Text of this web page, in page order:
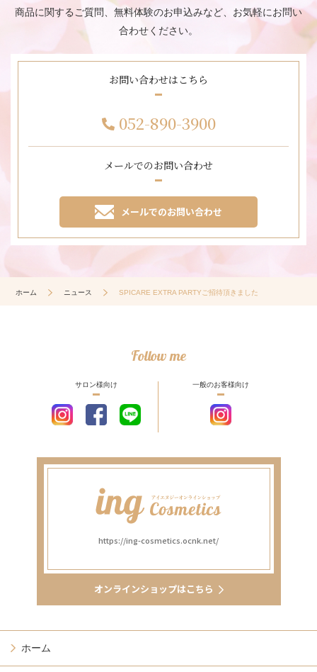
商品に関するご質問、無料体験のお申込みなど、お気軽にお問い
合わせください。
お問い合わせはこちら
052-890-3900
メールでのお問い合わせ
メールでのお問い合わせ
ホーム ニュース SPICARE EXTRA PARTYご招待頂きました
Follow me
サロン様向け 一般のお客様向け
https://ing-cosmetics.ocnk.net/
オンラインショップはこちら
ホーム